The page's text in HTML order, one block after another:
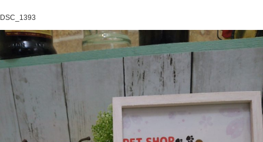
DSC_1393